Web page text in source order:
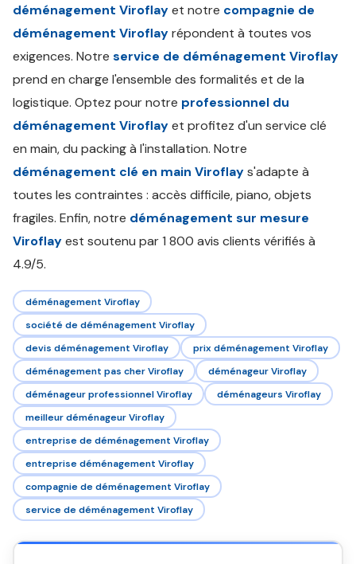
déménagement Viroflayet notre compagnie de
déménagement Viroflayrépondent à toutes vos
exigences. Notre service de déménagement Viroflay
prend en charge l'ensemble des formalités et de la
logistique. Optez pour notre professionnel du
déménagement Viroflayet profitez d'un service clé
en main, du packing à l'installation. Notre
déménagement clé en main Viroflays'adapte à
toutes les contraintes : accès difficile, piano, objets
fragiles. Enfin, notre déménagement sur mesure
Viroflayest soutenu par 1 800 avis clients vérifiés à
4.9/5.
déménagement Viroflay
société de déménagement Viroflay
devis déménagement Viroflay
prix déménagement Viroflay
déménagement pas cher Viroflay
déménageur Viroflay
déménageur professionnel Viroflay
déménageurs Viroflay
meilleur déménageur Viroflay
entreprise de déménagement Viroflay
entreprise déménagement Viroflay
compagnie de déménagement Viroflay
service de déménagement Viroflay